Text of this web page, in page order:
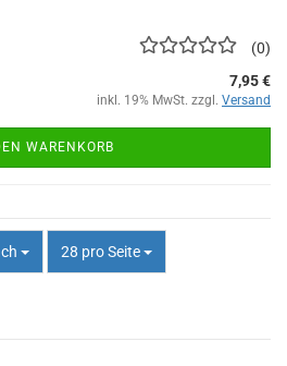
0
7,95 €
inkl. 19% MwSt. zzgl. Versand
WARENKORB
28 pro Seite
pro Seite